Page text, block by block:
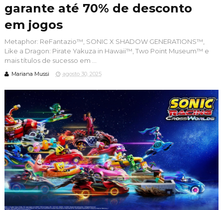
garante até 70% de desconto
em jogos
Metaphor: ReFantazio™, SONIC X SHADOW GENERATIONS™,
Like a Dragon: Pirate Yakuza in Hawaii™, Two Point Museum™ e
mais títulos de sucesso em ...
Mariana Mussi agosto 30, 2025